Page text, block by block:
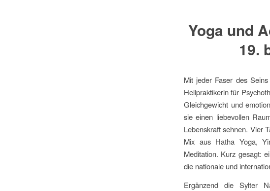
Yoga und
19.
Mit jeder Faser des
Heilpraktikerin für
Gleichgewicht und
sie einen liebevollen
Lebenskraft sehnen. Vier
Mix aus Hatha Yoga,
Meditation. Kurz gesagt:
die nationale und
Ergänzend die Sylter